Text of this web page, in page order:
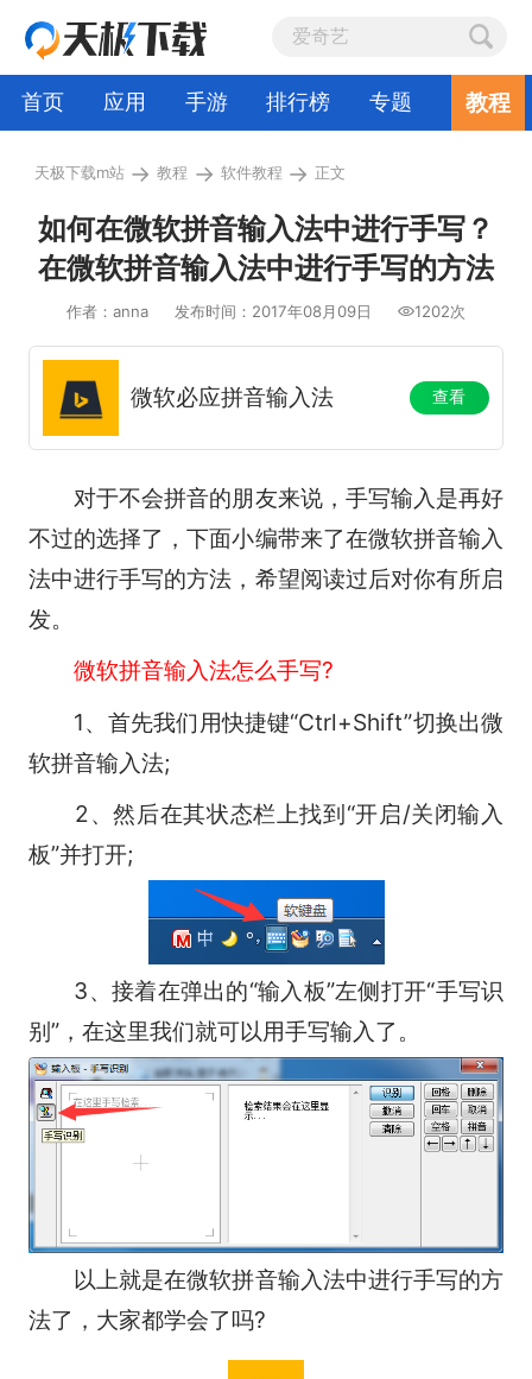
首页 应用 手游 排行榜 专题 教程
天极下载m站 → 教程 → 软件教程 → 正文
如何在微软拼音输入法中进行手写？
在微软拼音输入法中进行手写的方法
作者：anna 发布时间：2017年08月09日 1202次
微软必应拼音输入法 查看
对于不会拼音的朋友来说，手写输入是再好
不过的选择了，下面小编带来了在微软拼音输入
法中进行手写的方法，希望阅读过后对你有所启
发。
微软拼音输入法怎么手写?
1、首先我们用快捷键“Ctrl+Shift”切换出微
软拼音输入法;
2、然后在其状态栏上找到“开启/关闭输入
板”并打开;
3、接着在弹出的“输入板”左侧打开“手写识
别”，在这里我们就可以用手写输入了。
以上就是在微软拼音输入法中进行手写的方
法了，大家都学会了吗?